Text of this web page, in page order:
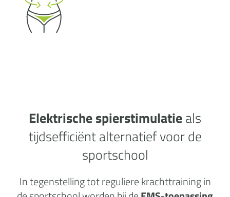
Elektrische spierstimulatieals
tijdsefficiënt alternatief voor de
sportschool
In tegenstelling tot reguliere krachttraining in